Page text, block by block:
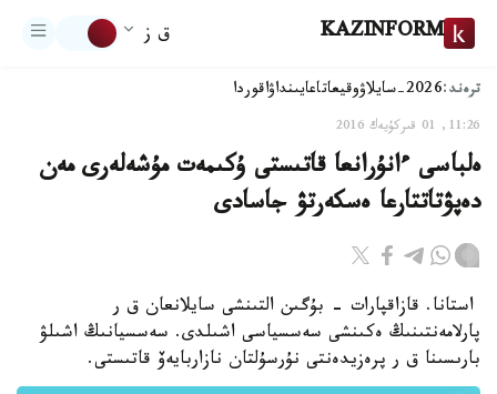
KAZINFORM ق ز
ترەند:2026-سايلاۋ وقيعاتاعايىنداۋاقوردا
11:26, 01 قىركۇيەك 2016
ەلباسى ءانۇرانعا قاتىستى ۇكىمەت مۇشەلەرى مەن
دەپۋتاتتارعا ەسكەرتۋ جاسادى
استانا. قازاقپارات - بۇگىن التىنشى سايلانعان ق ر
پارلامەنتىنىڭ ەكىنشى سەسسياسى اشىلدى. سەسسيانىڭ اشىلۋ
بارىسىنا ق ر پرەزيدەنتى نۇرسۇلتان نازاربايەۆ قاتىستى.